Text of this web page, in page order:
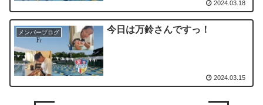
2024.03.18
メンバーブログ 今日は万鈴さんですっ！
2024.03.15